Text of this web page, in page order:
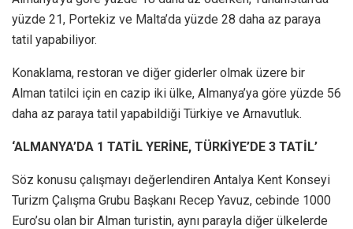
yüzde 21, Portekiz ve Malta’da yüzde 28 daha az paraya
tatil yapabiliyor.
Konaklama, restoran ve diğer giderler olmak üzere bir
Alman tatilci için en cazip iki ülke, Almanya’ya göre yüzde 56
daha az paraya tatil yapabildiği Türkiye ve Arnavutluk.
‘ALMANYA’DA 1 TATİL YERİNE, TÜRKİYE’DE 3 TATİL’
Söz konusu çalışmayı değerlendiren Antalya Kent Konseyi
Turizm Çalışma Grubu Başkanı Recep Yavuz, cebinde 1000
Euro’su olan bir Alman turistin, aynı parayla diğer ülkelerde